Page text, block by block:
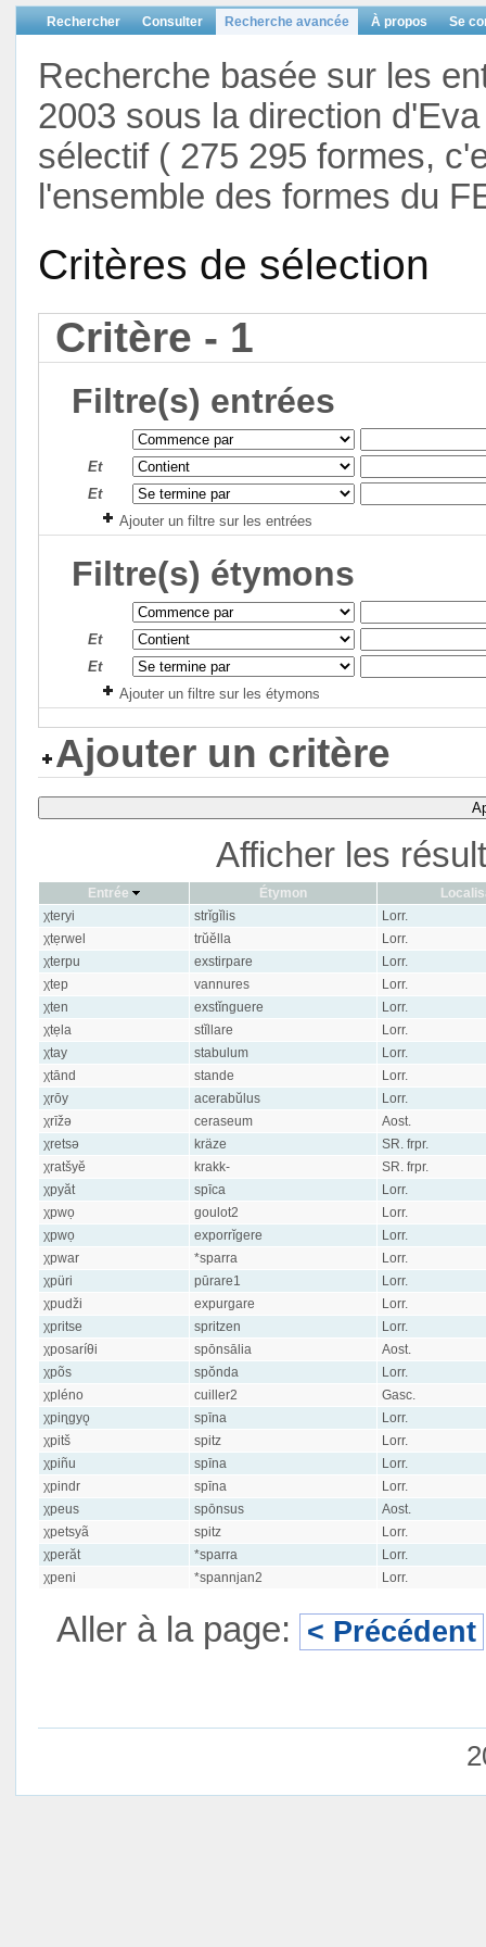
Rechercher Consulter Recherche avancée À propos Se
Recherche basée sur les
2003 sous la direction
sélectif ( 275 295 formes,
l'ensemble des formes du
Critères de sélection
Critère - 1
Filtre(s) entrées
Et
Et
Ajouter un filtre sur les entrées
Filtre(s) étymons
Et
Et
Ajouter un filtre sur les étymons
Ajouter un critère
Afficher les
Entrée Étymon
χteryi
strĭgĭlis
Lorr.
χtẹrwel
trŭĕlla
Lorr.
χterpu
exstirpare
Lorr.
χtep
vannures
Lorr.
χten
exstĭnguere
Lorr.
χtẹla
stĭllare
Lorr.
χtay
stabulum
Lorr.
χtānd
stande
Lorr.
χrōy
acerabŭlus
Lorr.
χrīžə
ceraseum
Aost.
χretsə
kräze
SR. frpr.
χratšyĕ
krakk-
SR. frpr.
χpyăt
spīca
Lorr.
χpwọ
goulot2
Lorr.
χpwọ
exporrĭgere
Lorr.
χpwar
*sparra
Lorr.
χpüri
pūrare1
Lorr.
χpudži
expurgare
Lorr.
χpritse
spritzen
Lorr.
χposaríθi
spōnsālia
Aost.
χpõs
spŏnda
Lorr.
χpléno
cuiller2
Gasc.
χpiɳgyǫ
spīna
Lorr.
χpitš
spitz
Lorr.
χpiñu
spīna
Lorr.
χpindr
spīna
Lorr.
χpeus
spōnsus
Aost.
χpetsyã
spitz
Lorr.
χperăt
*sparra
Lorr.
χpeni
*spannjan2 Lorr.
Aller à la page: < Précédent